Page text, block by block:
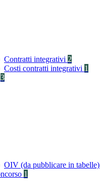
Contratti integrativi 2
Costi contratti integrativi 1
3
OIV (da pubblicare in tabelle)
1